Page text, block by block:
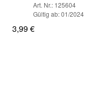
Art. Nr.: 125604
Gültig ab: 01/2024
3,99 €